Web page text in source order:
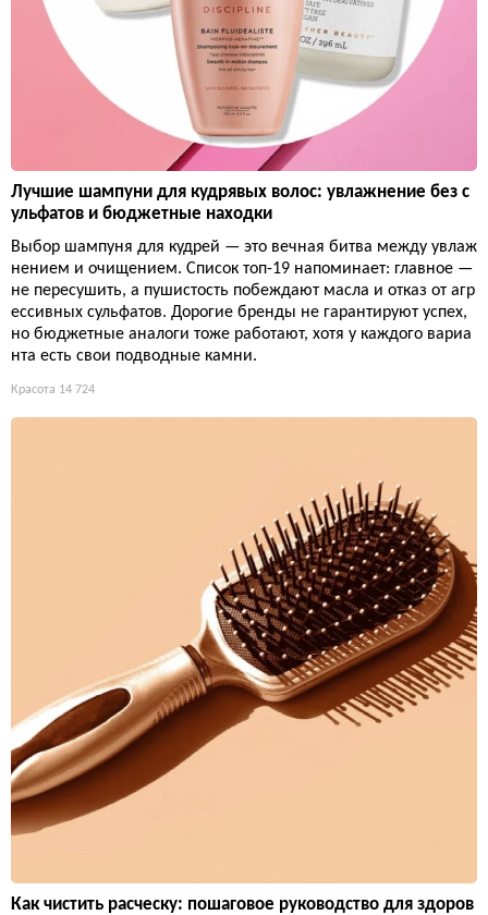
Лучшие шампуни для кудрявых волос: увлажнение без с
ульфатов и бюджетные находки
Выбор шампуня для кудрей — это вечная битва между увлаж
нением и очищением. Список топ-19 напоминает: главное —
не пересушить, а пушистость побеждают масла и отказ от агр
ессивных сульфатов. Дорогие бренды не гарантируют успех,
но бюджетные аналоги тоже работают, хотя у каждого вариа
нта есть свои подводные камни.
Красота 14 724
Как чистить расческу: пошаговое руководство для здоров